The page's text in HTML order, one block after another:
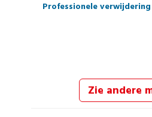
Professionele
Zie andere